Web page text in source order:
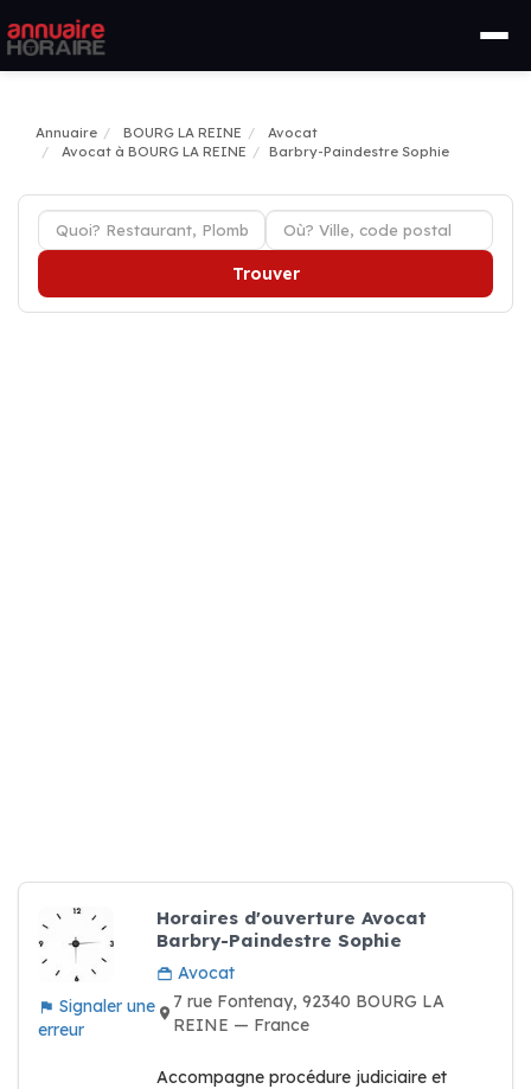
Annuaire BOURG LA REINE
Avocat
Avocat à BOURG LA REINE
Barbry-Paindestre Sophie
Trouver
Signaler une
erreur
Horaires d'ouverture Avocat
Barbry-Paindestre Sophie
Avocat
7 rue Fontenay, 92340 BOURG LA
REINE — France
Accompagne procédure judiciaire et